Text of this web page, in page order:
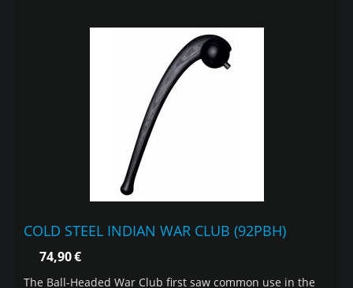
COLD STEEL INDIAN WAR CLUB (92PBH)
74,90€
The Ball-Headed War Club first saw common use in the